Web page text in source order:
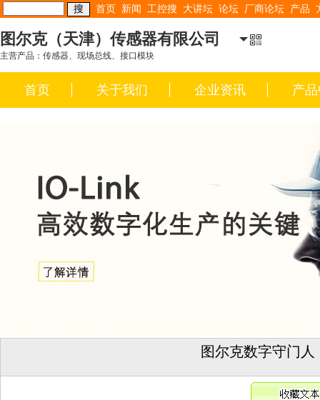
首页 新闻 工控搜 大讲坛 论坛 厂商论坛 产品
图尔克（天津）传感器有限公司
主营产品：传感器、现场总线、接口模块
首页 关于我们 企业资讯 产
图尔克数字守门